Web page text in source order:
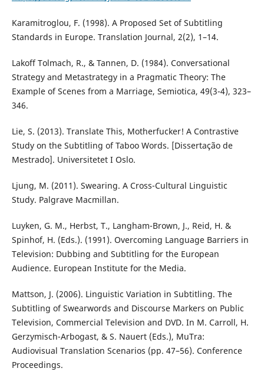
Karamitroglou, F. (1998). A Proposed Set of Subtitling
Standards in Europe. Translation Journal, 2(2), 1–14.
Lakoff Tolmach, R., & Tannen, D. (1984). Conversational
Strategy and Metastrategy in a Pragmatic Theory: The
Example of Scenes from a Marriage, Semiotica, 49(3-4), 323–
346.
Lie, S. (2013). Translate This, Motherfucker! A Contrastive
Study on the Subtitling of Taboo Words. [Dissertação de
Mestrado]. Universitetet I Oslo.
Ljung, M. (2011). Swearing. A Cross-Cultural Linguistic
Study. Palgrave Macmillan.
Luyken, G. M., Herbst, T., Langham-Brown, J., Reid, H. &
Spinhof, H. (Eds.). (1991). Overcoming Language Barriers in
Television: Dubbing and Subtitling for the European
Audience. European Institute for the Media.
Mattson, J. (2006). Linguistic Variation in Subtitling. The
Subtitling of Swearwords and Discourse Markers on Public
Television, Commercial Television and DVD. In M. Carroll, H.
Gerzymisch-Arbogast, & S. Nauert (Eds.), MuTra:
Audiovisual Translation Scenarios (pp. 47–56). Conference
Proceedings.